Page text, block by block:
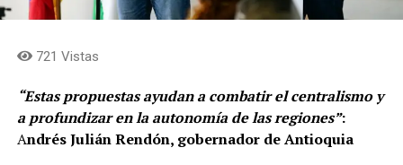
Ministerio de Comercio, Industria y Turismo, se encarga
de las empresas y de atraer inversión extranjera al
territorio. Igualmente se encarga de posicionar el
turismo colombiano y fortalecer la imagen del país a
nivel internacional.
721 Vistas
“Estas propuestas ayudan a combatir el centralismo y
a profundizar en la autonomía de las regiones”:
Andrés Julián Rendón, gobernador de Antioquia